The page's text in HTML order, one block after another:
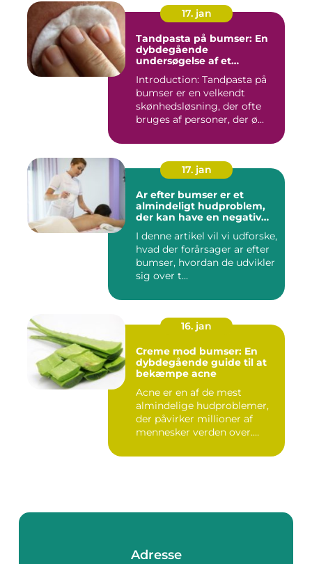
17. jan
Tandpasta på bumser: En
dybdegående
undersøgelse af et
Introduction: Tandpasta på
bumser er en velkendt
skønhedsløsning, der ofte
bruges af personer, der ø...
17. jan
Ar efter bumser er et
almindeligt hudproblem,
der kan have en negativ
selvtillid og trivsel
I denne artikel vil vi udforske,
hvad der forårsager ar efter
bumser, hvordan de udvikler
sig over t...
16. jan
Creme mod bumser: En
dybdegående guide til at
bekæmpe acne
Acne er en af de mest
almindelige hudproblemer,
der påvirker millioner af
mennesker verden over.
Adresse